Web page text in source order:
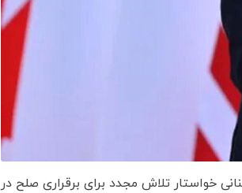
خواستار تلاش مجدد برای برقراری صلح در